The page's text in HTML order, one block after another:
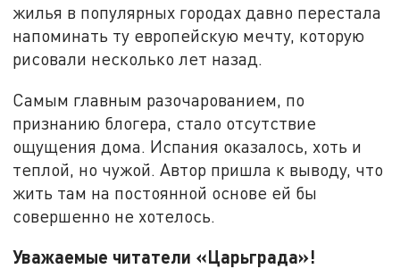
жилья в популярных городах давно перестала
напоминать ту европейскую мечту, которую
рисовали несколько лет назад.
Самым главным разочарованием, по
признанию блогера, стало отсутствие
ощущения дома. Испания оказалось, хоть и
теплой, но чужой. Автор пришла к выводу, что
жить там на постоянной основе ей бы
совершенно не хотелось.
Уважаемые читатели «Царьграда»!